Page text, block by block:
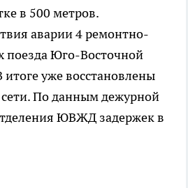
в 500 метров.
аварии 4 ремонтно-
поезда Юго-Восточной
уже восстановлены
По данным дежурной
ЮВЖД задержек в